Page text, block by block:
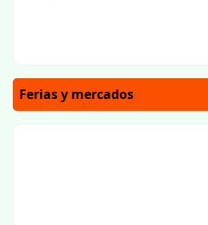
Ferias y mercados